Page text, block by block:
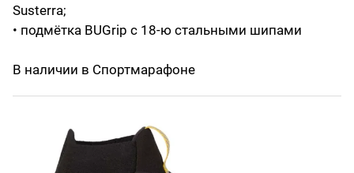
Susterra;
• подмётка BUGrip с 18-ю стальными шипами
В наличии в Спортмарафоне